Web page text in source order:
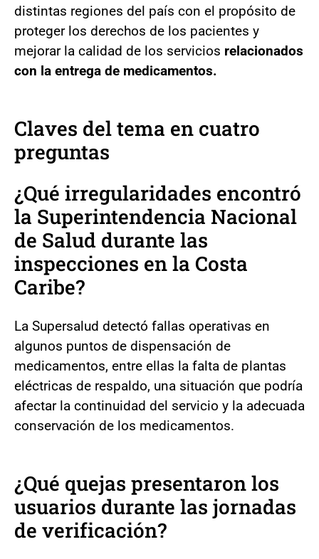
distintas regiones del país con el propósito de
proteger los derechos de los pacientes y
mejorar la calidad de los servicios relacionados
con la entrega de medicamentos.
Claves del tema en cuatro
preguntas
¿Qué irregularidades encontró
la Superintendencia Nacional
de Salud durante las
inspecciones en la Costa
Caribe?
La Supersalud detectó fallas operativas en
algunos puntos de dispensación de
medicamentos, entre ellas la falta de plantas
eléctricas de respaldo, una situación que podría
afectar la continuidad del servicio y la adecuada
conservación de los medicamentos.
¿Qué quejas presentaron los
usuarios durante las jornadas
de verificación?